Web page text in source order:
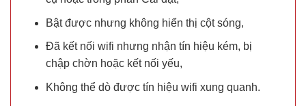
Bật được nhưng không hiển thị cột sóng,
Đã kết nối wifi nhưng nhận tín hiệu kém, bị
chập chờn hoặc kết nối yếu,
Không thể dò được tín hiệu wifi xung quanh.